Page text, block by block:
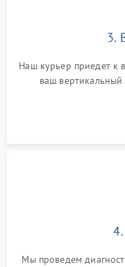
3.
Наш курьер приедет к
ваш вертикальный
Мы проведем